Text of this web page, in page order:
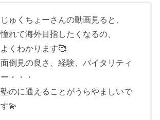
じゅくちょーさんの動画見ると、
憧れて海外目指したくなるの、
よくわかります🥰
面倒見の良さ、経験、バイタリティ
ー・・・
塾のに通えることがうらやましいで
す💫